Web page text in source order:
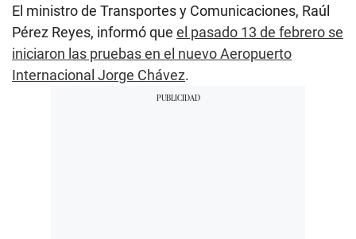
El ministro de Transportes y Comunicaciones, Raúl
Pérez Reyes, informó que el pasado 13 de febrero se
iniciaron las pruebas en el nuevo Aeropuerto
Internacional Jorge Chávez.